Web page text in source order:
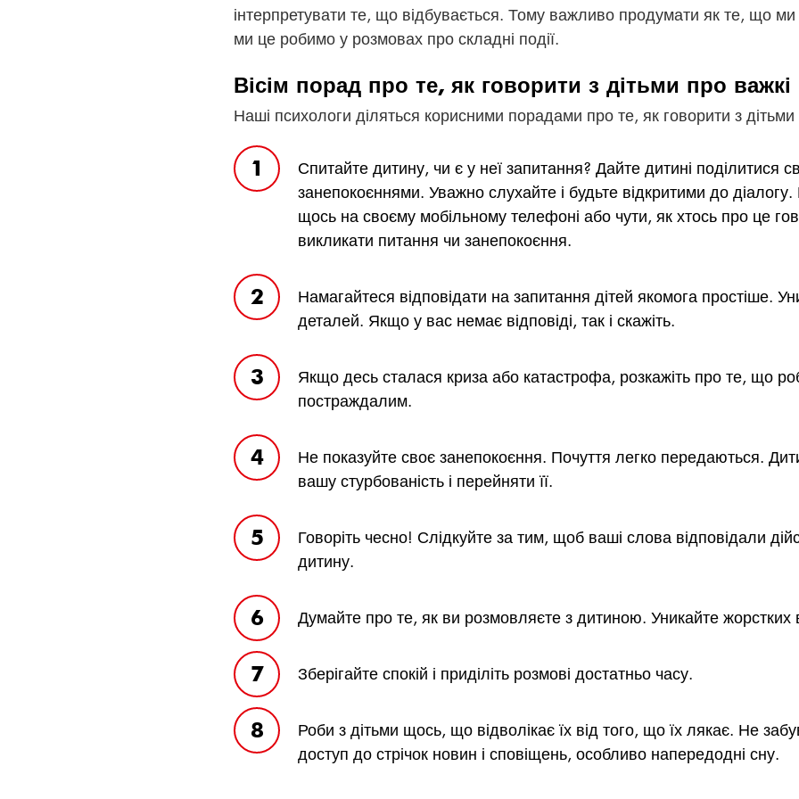
інтерпретувати те, що відбувається. Тому важливо продумати як те, що ми
ми це робимо у розмовах про складні події.
Вісім порад про те, як говорити з дітьми про важкі
Наші психологи діляться корисними порадами про те, як говорити з дітьми
Спитайте дитину, чи є у неї запитання? Дайте дитині поділитися
занепокоєннями. Уважно слухайте і будьте відкритими до
щось на своєму мобільному телефоні або чути, як хтось про це
викликати питання чи занепокоєння.
Намагайтеся відповідати на запитання дітей якомога простіше.
деталей. Якщо у вас немає відповіді, так і скажіть.
Якщо десь сталася криза або катастрофа, розкажіть про те, що
постраждалим.
Не показуйте своє занепокоєння. Почуття легко передаються.
вашу стурбованість і перейняти її.
Говоріть чесно! Слідкуйте за тим, щоб ваші слова відповідали
дитину.
Думайте про те, як ви розмовляєте з дитиною. Уникайте жорстких
Зберігайте спокій і приділіть розмові достатньо часу.
Роби з дітьми щось, що відволікає їх від того, що їх лякає. Не
доступ до стрічок новин і сповіщень, особливо напередодні сну.